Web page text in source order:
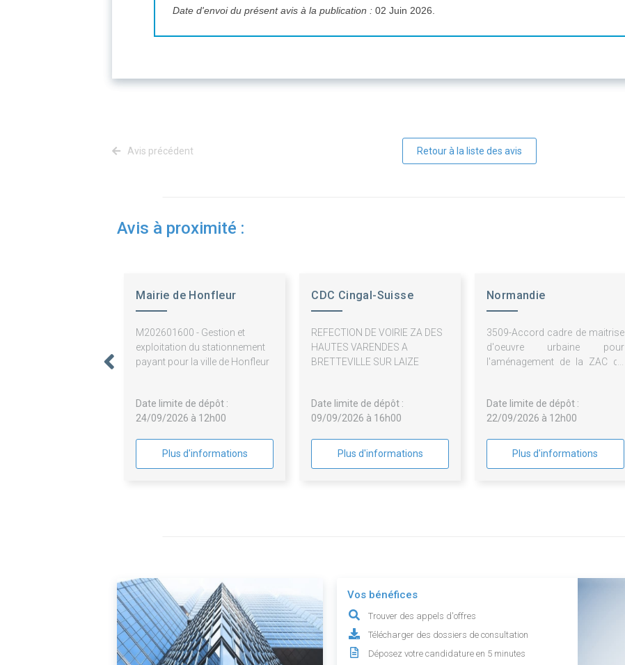
Date d'envoi du présent avis à la publication :02 Juin 2026.
Avis précédent Retour à la liste des avis
Avis à proximité :
Mairie de Honfleur
M202601600 - Gestion et
exploitation du stationnement
payant pour la ville de Honfleur
Date limite de dépôt :
24/09/2026 à 12h00
Plus d'informations
CDC Cingal-Suisse
Normande
REFECTION DE VOIRIE ZA DES
HAUTES VARENDES A
BRETTEVILLE SUR LAIZE
Date limite de dépôt :
09/09/2026 à 16h00
Plus d'informations
Normandie
Aménagement
3509-Accord cadre de maitrise
d'oeuvre urbaine pour
l'aménagement de la ZAC du
Date limite de dépôt :
22/09/2026 à 12h00
Plus d'informations
Vos bénéfices
Trouver des appels d'offres
Télécharger des dossiers de consultation
Déposez votre candidature en 5 minutes